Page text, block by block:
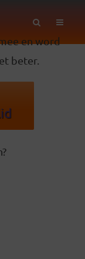
en word
beter.